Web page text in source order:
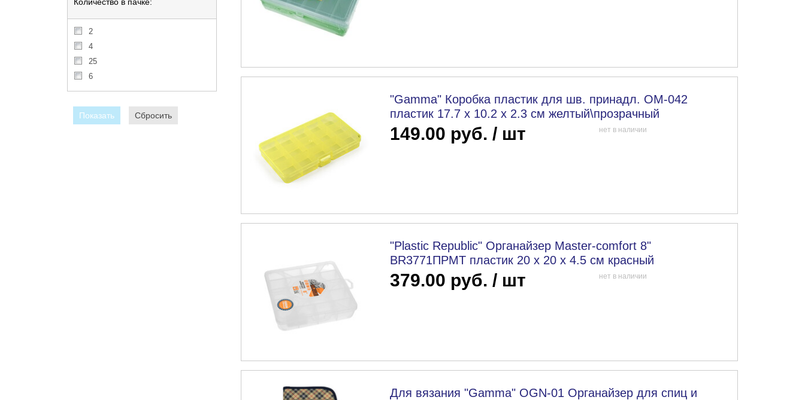
2
4
25
6
Показать Сбросить
"Gamma" Коробка пластик для шв. принадл. OM-042
пластик 17.7 x 10.2 x 2.3 см желтый\прозрачный
149.00 руб. / шт нет в наличии
"Plastic Republic" Органайзер Master-comfort 8"
BR3771ПРМТ пластик 20 x 20 x 4.5 см красный
379.00 руб. / шт нет в наличии
Для вязания "Gamma" OGN-01 Органайзер для спиц и